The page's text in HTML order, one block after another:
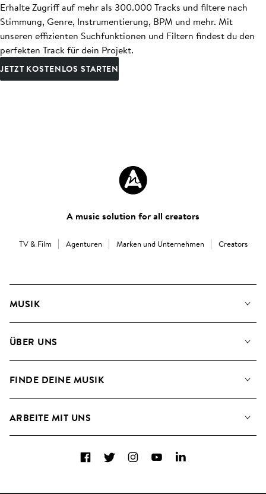
Erhalte Zugriff auf mehr als 300.000 Tracks und filtere nach
Stimmung, Genre, Instrumentierung, BPM und mehr. Mit
unseren effizienten Suchfunktionen und Filtern findest du den
perfekten Track für dein Projekt.
JETZT KOSTENLOS STARTEN
A music solution for all creators
TV & Film Agenturen Marken und Unternehmen Creators
MUSIK
Suche
ÜBER UNS
Blog
FINDE DEINE MUSIK
Kontakt
ARBEITE MIT UNS
A&R - Demo-Einsendungen
FacebookTwitterInstagramYouTubeLinkedIn